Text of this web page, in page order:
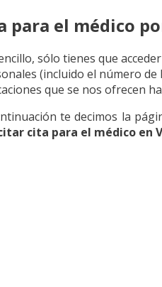
para el médico
sólo tienes que
(incluido el número
que se nos ofrecen
te decimos la
cita para el médico en